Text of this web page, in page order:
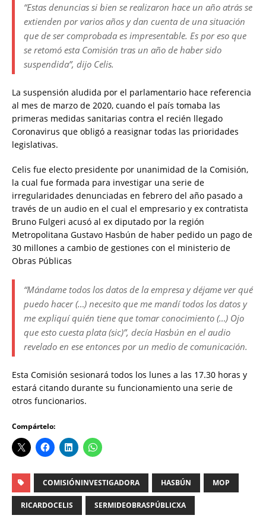
“Estas denuncias si bien se realizaron hace un año atrás se
extienden por varios años y dan cuenta de una situación
que de ser comprobada es impresentable. Es por eso que
se retomó esta Comisión tras un año de haber sido
suspendida”, dijo Celis.
La suspensión aludida por el parlamentario hace referencia
al mes de marzo de 2020, cuando el país tomaba las
primeras medidas sanitarias contra el recién llegado
Coronavirus que obligó a reasignar todas las prioridades
legislativas.
Celis fue electo presidente por unanimidad de la Comisión,
la cual fue formada para investigar una serie de
irregularidades denunciadas en febrero del año pasado a
través de un audio en el cual el empresario y ex contratista
Bruno Fulgeri acusó al ex diputado por la región
Metropolitana Gustavo Hasbún de haber pedido un pago de
30 millones a cambio de gestiones con el ministerio de
Obras Públicas
“Mándame todos los datos de la empresa y déjame ver qué
puedo hacer (…) necesito que me mandí todos los datos y
me expliquí quién tiene que tomar conocimiento (…) Ojo
que esto cuesta plata (sic)”, decía Hasbún en el audio
revelado en ese entonces por un medio de comunicación.
Esta Comisión sesionará todos los lunes a las 17.30 horas y
estará citando durante su funcionamiento una serie de
otros funcionarios.
Compártelo:
COMISIÓNINVESTIGADORA HASBÚN MOP
RICARDOCELIS SERMIDEOBRASPÚBLICXA